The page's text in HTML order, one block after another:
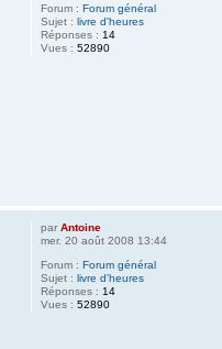
Forum :Forum général
Sujet :livre d'heures
Réponses : 14
Vues :52890
parAntoine
mer. 20 août 2008 13:44
Forum :Forum général
Sujet :livre d'heures
Réponses : 14
Vues :52890